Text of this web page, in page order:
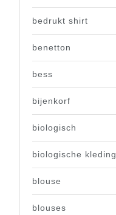
bedrukt shirt
benetton
bess
bijenkorf
biologisch
biologische kleding
blouse
blouses